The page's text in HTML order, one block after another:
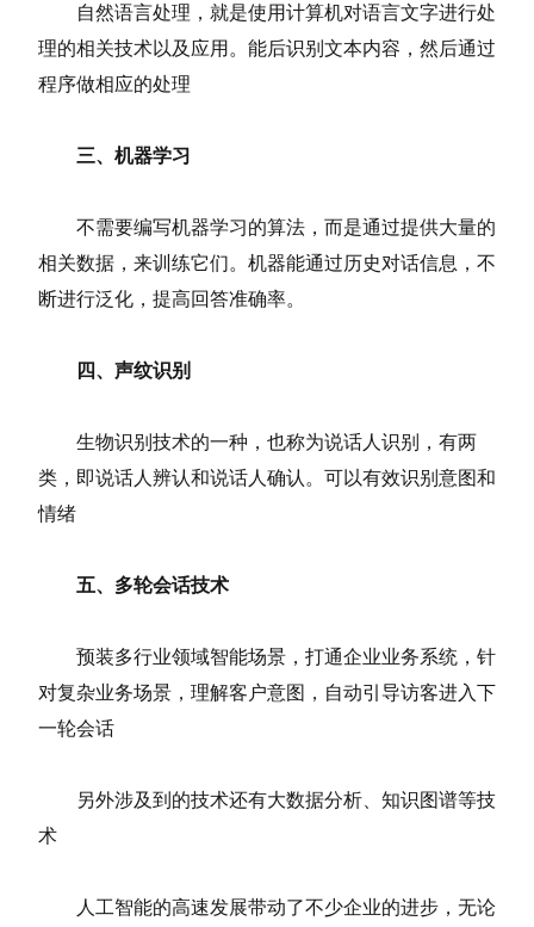
自然语言处理，就是使用计算机对语言文字进行处
理的相关技术以及应用。能后识别文本内容，然后通过
程序做相应的处理
三、机器学习
不需要编写机器学习的算法，而是通过提供大量的
相关数据，来训练它们。机器能通过历史对话信息，不
断进行泛化，提高回答准确率。
四、声纹识别
生物识别技术的一种，也称为说话人识别，有两
类，即说话人辨认和说话人确认。可以有效识别意图和
情绪
五、多轮会话技术
预装多行业领域智能场景，打通企业业务系统，针
对复杂业务场景，理解客户意图，自动引导访客进入下
一轮会话
另外涉及到的技术还有大数据分析、知识图谱等技
术
人工智能的高速发展带动了不少企业的进步，无论